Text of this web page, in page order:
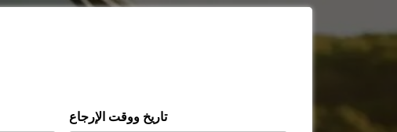
تاريخ ووقت الإرجاع